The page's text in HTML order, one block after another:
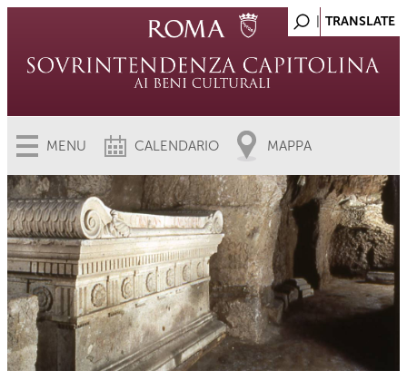
MENU CALENDARIO MAPPA